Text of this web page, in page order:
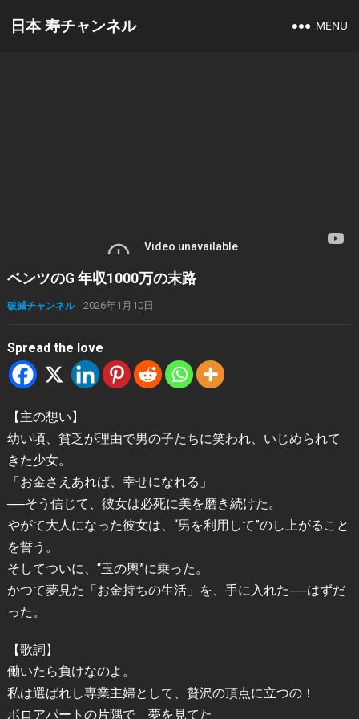
日本 寿チャンネル MENU
ベンツのG 年収1000万の末路
破滅チャンネル 2026年1月10日
Spread the love
【主の想い】
幼い頃、貧乏が理由で男の子たちに笑われ、いじめられて
きた少女。
「お金さえあれば、幸せになれる」
──そう信じて、彼女は必死に美を磨き続けた。
やがて大人になった彼女は、“男を利用して”のし上がること
を誓う。
そしてついに、“玉の輿”に乗った。
かつて夢見た「お金持ちの生活」を、手に入れた──はずだ
った。
【歌詞】
働いたら負けなのよ。
私は選ばれし専業主婦として、贅沢の頂点に立つの！
ボロアパートの片隅で 夢を見てた